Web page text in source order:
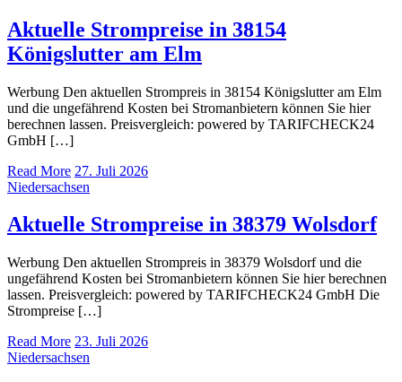
Aktuelle Strompreise in 38154
Königslutter am Elm
Werbung Den aktuellen Strompreis in 38154 Königslutter am Elm
und die ungefährend Kosten bei Stromanbietern können Sie hier
berechnen lassen. Preisvergleich: powered by TARIFCHECK24
GmbH […]
Read More 27. Juli 2026
Niedersachsen
Aktuelle Strompreise in 38379 Wolsdorf
Werbung Den aktuellen Strompreis in 38379 Wolsdorf und die
ungefährend Kosten bei Stromanbietern können Sie hier berechnen
lassen. Preisvergleich: powered by TARIFCHECK24 GmbH Die
Strompreise […]
Read More 23. Juli 2026
Niedersachsen